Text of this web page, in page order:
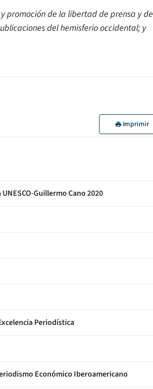
promoción de la libertad de prensa y de
del hemisferio occidental; y
Imprimir
Guillermo Cano 2020
Periodística
Económico Iberoamericano